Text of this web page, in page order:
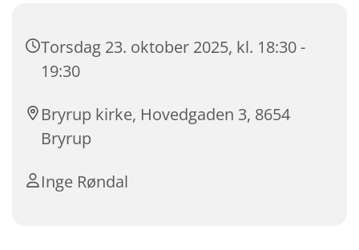
Torsdag 23. oktober 2025, kl. 18:30 -
19:30
Bryrup kirke, Hovedgaden 3, 8654
Bryrup
Inge Røndal